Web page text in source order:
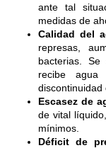
ante tal
medidas de
Calidad del
represas,
bacterias.
recibe
discontinuidad
Escasez de
de vital
mínimos.
Déficit de